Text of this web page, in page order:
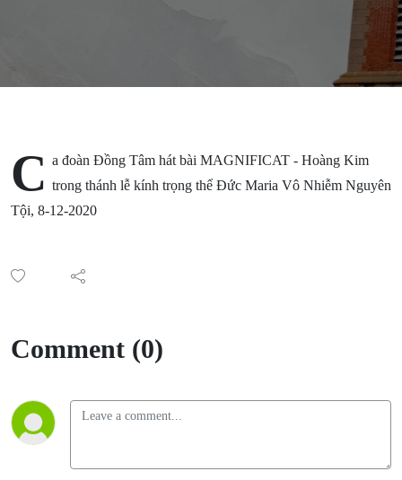
C a đoàn Đồng Tâm hát bài MAGNIFICAT - Hoàng Kim
trong thánh lễ kính trọng thể Đức Maria Vô Nhiễm Nguyên
Tội, 8-12-2020
Comment (0)